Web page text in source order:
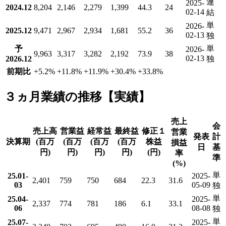
2024.12 8,204 2,146 2,279 1,399 44.3 24
2025-
02-14
連
結
2025.12 9,471 2,967 2,934 1,681 55.2 36
2026-
02-13
単
独
予
2026.12
9,963 3,317 3,282 2,192 73.9 38
2026-
02-13
単
独
前期比 +5.2% +11.8% +11.9% +30.4% +33.8%
３ヵ月業績の推移【実績】
決算期
売上高
(百万
円)
営業益
(百万
円)
経常益
(百万
円)
最終益
(百万
円)
修正１
株益
(円)
売上
営業
損益
率
(%)
発表
日
会
計
基
準
25.01-
03
2,401 759 750 684 22.3 31.6
2025-
05-09
単
独
25.04-
06
2,337 774 781 186 6.1 33.1
2025-
08-08
単
独
25.07-
2025- 単